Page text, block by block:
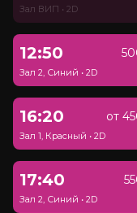
Зал ВИП • 2D
12:50
Зал 2, Синий • 2D
16:20 от
Зал 1, Красный • 2D
17:40
Зал 2, Синий • 2D